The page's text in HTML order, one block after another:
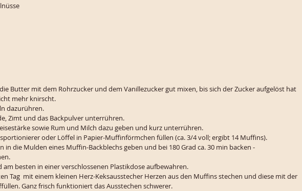
Butter mit dem Rohrzucker und dem Vanillezucker gut mixen, bis sich der Zucker aufgelöst hat
mehr knirscht.
dazurühren.
Zimt und das Backpulver unterrühren.
sowie Rum und Milch dazu geben und kurz unterrühren.
oder Löffel in Papier-Muffinförmchen füllen (ca. 3/4 voll; ergibt 14 Muffins).
in die Mulden eines Muffin-Backblechs geben und bei 180 Grad ca. 30 min backen -
am besten in einer verschlossenen Plastikdose aufbewahren.
Tag  mit einem kleinen Herz-Keksausstecher Herzen aus den Muffins stechen und diese mit der
Ganz frisch funktioniert das Ausstechen schwerer.